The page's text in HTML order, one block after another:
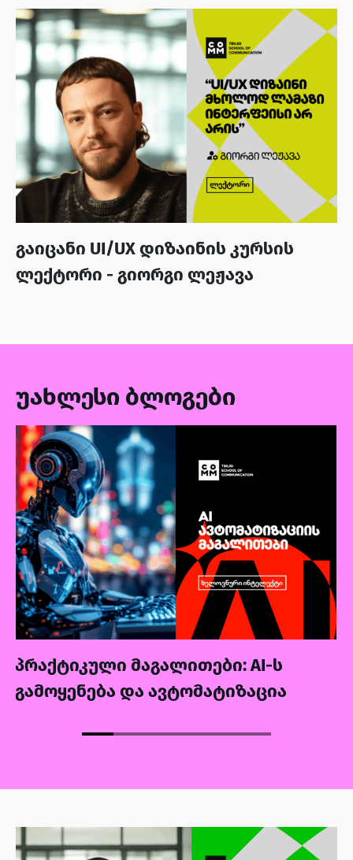
გაიცანი UI/UX დიზაინის კურსის
ლექტორი - გიორგი ლეჟავა
უახლესი ბლოგები
პრაქტიკული მაგალითები: AI-ს
გამოყენება და ავტომატიზაცია